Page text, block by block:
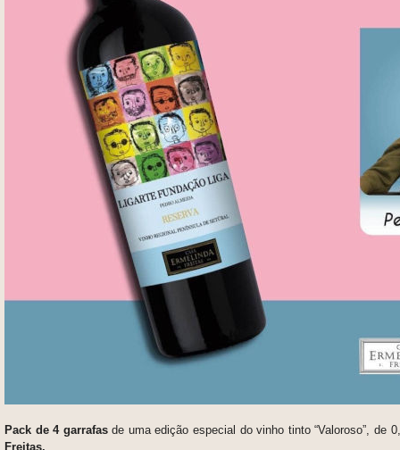
Pack de 4 garrafasde uma edição especial do vinho tinto “Valoroso”, de
Freitas.